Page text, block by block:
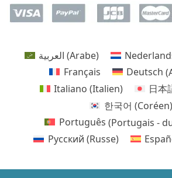
العربية (Arabe)
Français
Deutsch (
Italiano (Italien) 日本
한국어 (Coréen)
Português (Portugais -
Русский (Russe)